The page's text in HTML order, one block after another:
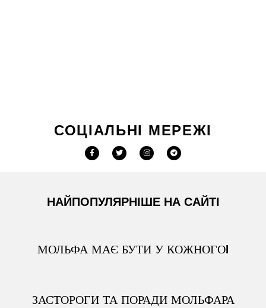
СОЦІАЛЬНІ МЕРЕЖІ
НАЙПОПУЛЯРНІШЕ НА САЙТІ
МОЛЬФА МАЄ БУТИ У КОЖНОГО!
ЗАСТОРОГИ ТА ПОРАДИ МОЛЬФАРА